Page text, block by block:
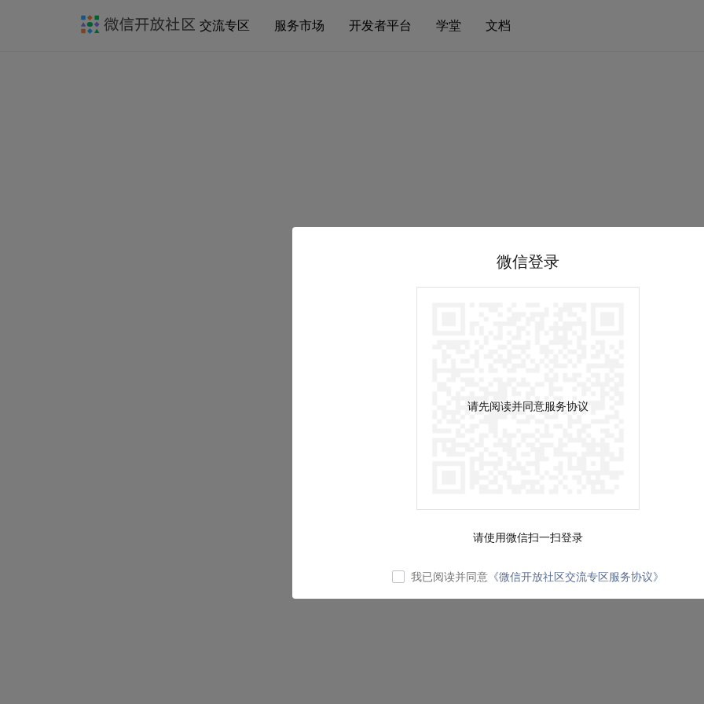
交流专区 服务市场 开发者平台 学堂 文档
微信登录
请先阅读并同意服务协议
请使用微信扫一扫登录
我已阅读并同意 《微信开放社区交流专区服务协议》